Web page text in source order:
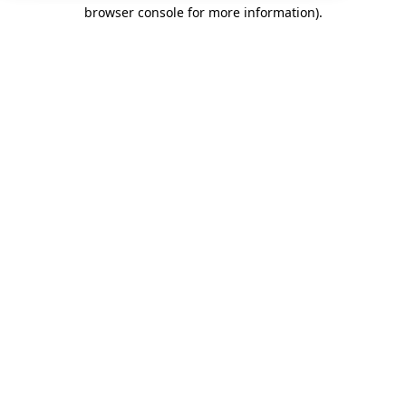
browser console for more information).